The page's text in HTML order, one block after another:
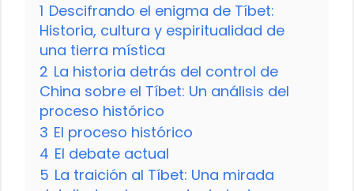
1 Descifrando el enigma de Tíbet:
Historia, cultura y espiritualidad de
una tierra mística
2 La historia detrás del control de
China sobre el Tíbet: Un análisis del
proceso histórico
3 El proceso histórico
4 El debate actual
5 La traición al Tíbet: Una mirada